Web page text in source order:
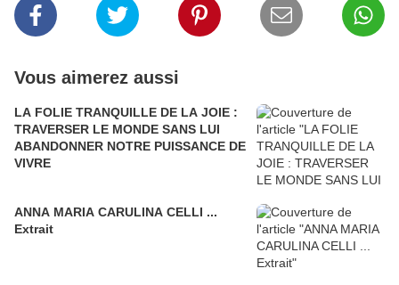
Vous aimerez aussi
LA FOLIE TRANQUILLE DE LA JOIE :
TRAVERSER LE MONDE SANS LUI
ABANDONNER NOTRE PUISSANCE DE
VIVRE
ANNA MARIA CARULINA CELLI ...
Extrait